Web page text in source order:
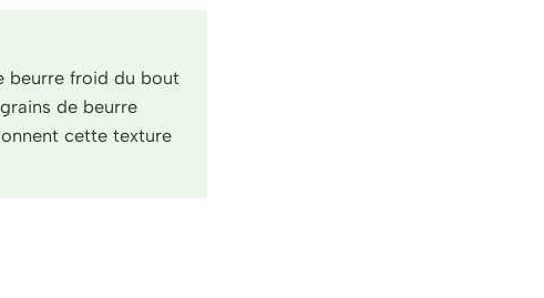
beurre froid du bout
de beurre
cette texture